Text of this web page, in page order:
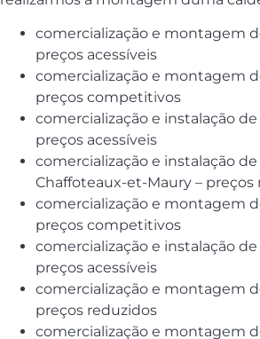
comercialização e montagem
preços acessíveis
comercialização e montagem
preços competitivos
comercialização e instalação
preços acessíveis
comercialização e instalação de
Chaffoteaux-et-Maury – preços
comercialização e montagem
preços competitivos
comercialização e instalação
preços acessíveis
comercialização e montagem
preços reduzidos
comercialização e montagem